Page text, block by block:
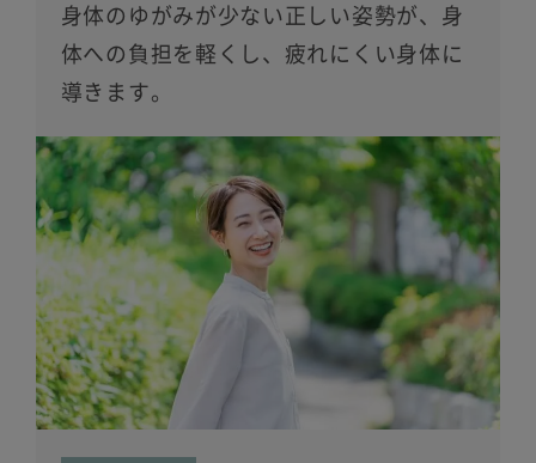
身体のゆがみが少ない正しい姿勢が、身
体への負担を軽くし、疲れにくい身体に
導きます。